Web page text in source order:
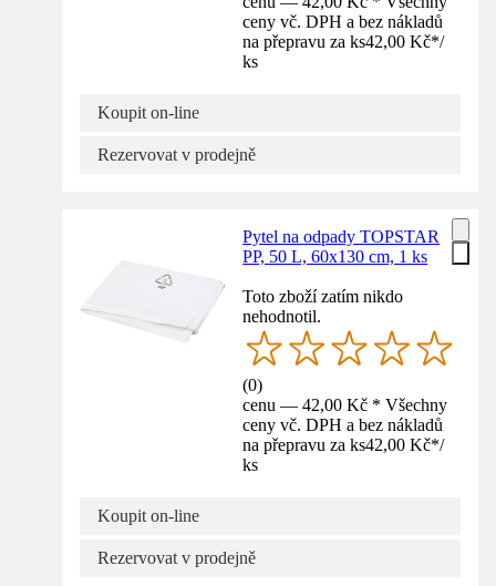
ceny vč. DPH a bez nákladů
na přepravu za ks42,00 Kč*/
ks
Koupit on-line
Rezervovat v prodejně
Pytel na odpady TOPSTAR
PP, 50 L, 60x130 cm, 1 ks
Toto zboží zatím nikdo
nehodnotil.
(0)
cenu — 42,00 Kč * Všechny
ceny vč. DPH a bez nákladů
na přepravu za ks42,00 Kč*/
ks
Koupit on-line
Rezervovat v prodejně